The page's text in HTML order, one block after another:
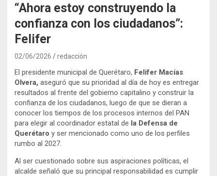
“Ahora estoy construyendo la
confianza con los ciudadanos”:
Felifer
02/06/2026 redacción
El presidente municipal de Querétaro, Felifer Macías
Olvera, aseguró que su prioridad al día de hoy es entregar
resultados al frente del gobierno capitalino y construir la
confianza de los ciudadanos, luego de que se dieran a
conocer los tiempos de los procesos internos del PAN
para elegir al coordinador estatal de la Defensa de
Querétaro y ser mencionado como uno de los perfiles
rumbo al 2027.
Al ser cuestionado sobre sus aspiraciones políticas, el
alcalde señaló que su principal responsabilidad es cumplir